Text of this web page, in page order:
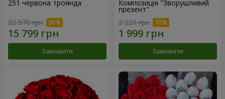
251 червона троянда
22 570 грн
Замовити
Композиція "Зворушливий
презент"
2 221 грн
Замовити